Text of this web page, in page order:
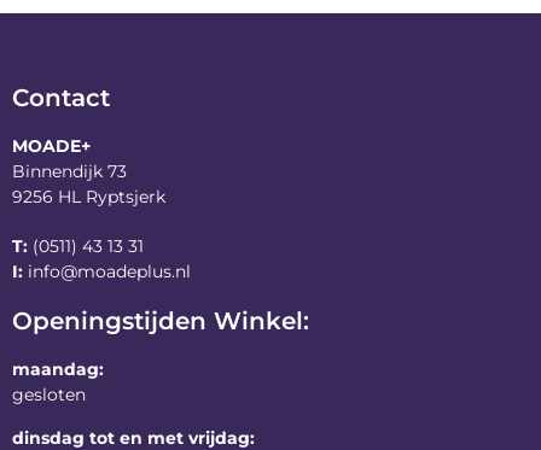
Contact
MOADE+
Binnendijk 73
9256 HL Ryptsjerk
T: (0511) 43 13 31
I: info@moadeplus.nl
Openingstijden Winkel:
maandag:
gesloten
dinsdag tot en met vrijdag: